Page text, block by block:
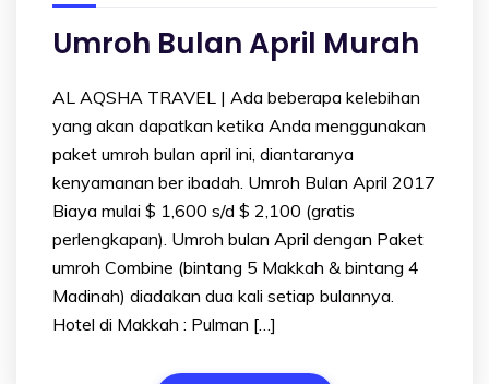
Umroh Bulan April Murah
AL AQSHA TRAVEL | Ada beberapa kelebihan
yang akan dapatkan ketika Anda menggunakan
paket umroh bulan april ini, diantaranya
kenyamanan ber ibadah. Umroh Bulan April 2017
Biaya mulai $ 1,600 s/d $ 2,100 (gratis
perlengkapan). Umroh bulan April dengan Paket
umroh Combine (bintang 5 Makkah & bintang 4
Madinah) diadakan dua kali setiap bulannya.
Hotel di Makkah : Pulman […]